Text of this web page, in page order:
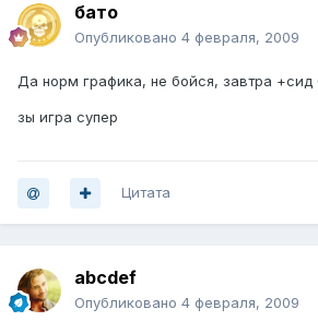
бато
Опубликовано 4 февраля, 2009
Да норм графика, не бойся, завтра +сид
зы игра супер
Цитата
abcdef
Опубликовано 4 февраля, 2009